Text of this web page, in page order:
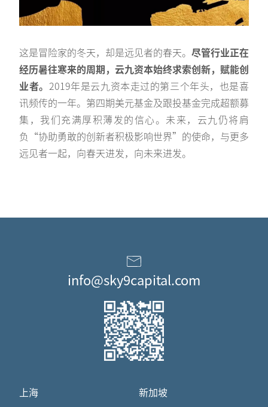
这是冒险家的冬天，却是远见者的春天。 尽管行业正在
经历暑往寒来的周期，云九资本始终求索创新，赋能创
业者。 2019年是云九资本走过的第三个年头，也是喜
讯频传的一年。第四期美元基金及跟投基金完成超额募
集，我们充满厚积薄发的信心。未来，云九仍将肩
负“协助勇敢的创新者积极影响世界”的使命，与更多
远见者一起，向春天进发，向未来进发。
info@sky9capital.com
上海
新加坡